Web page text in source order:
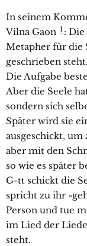
In seinem
Vilna Gaon 1 :
Metapher für die
geschrieben steht.
Die Aufgabe
Aber die Seele
sondern sich
Später wird sie
ausgeschickt,
aber mit den
so wie es später
G-tt schickt die
spricht zu ihr
Person und tue
im Lied der
steht.